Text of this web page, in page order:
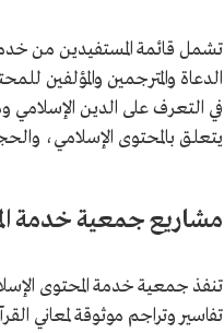
تشمل قائمة المستفيدين من
الدعاة والمترجمين والمؤلفين
في التعرف على الدين الإسلامي
يتعلق بالمحتوى الإسلامي،
مشاريع جمعية خدمة
تنفذ جمعية خدمة المحتوى
تفاسير وتراجم موثوقة لمعاني